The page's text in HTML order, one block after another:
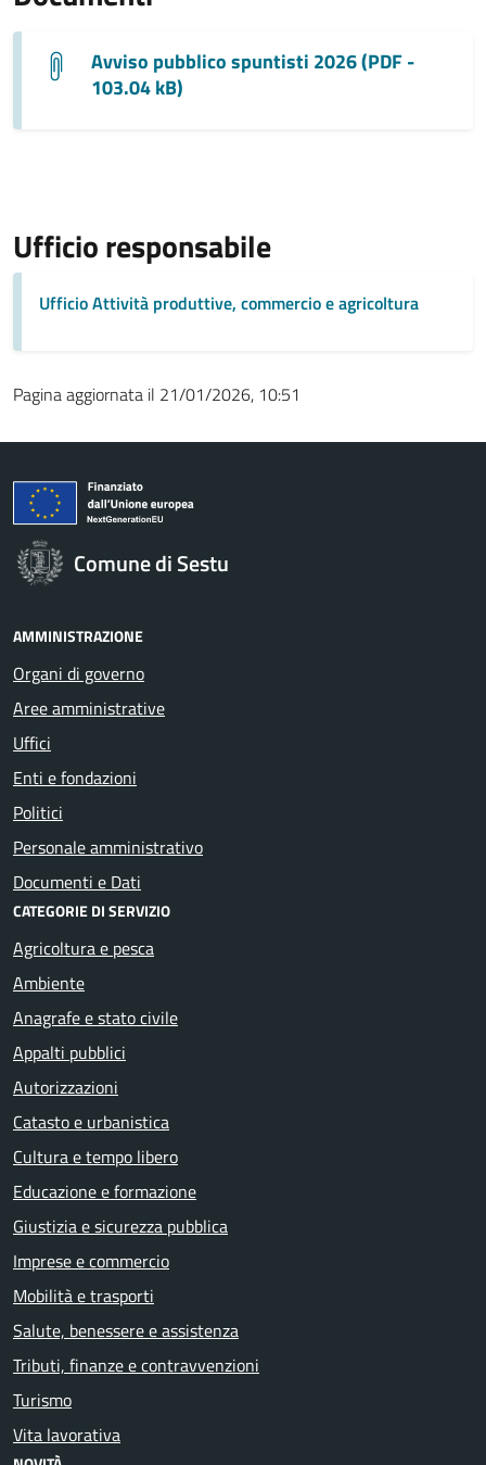
Avviso pubblico spuntisti 2026 (PDF -
103.04 kB)
Ufficio responsabile
Ufficio Attività produttive, commercio e agricoltura
Pagina aggiornata il 21/01/2026, 10:51
Comune di Sestu
AMMINISTRAZIONE
Organi di governo
Aree amministrative
Uffici
Enti e fondazioni
Politici
Personale amministrativo
Documenti e Dati
CATEGORIE DI SERVIZIO
Agricoltura e pesca
Ambiente
Anagrafe e stato civile
Appalti pubblici
Autorizzazioni
Catasto e urbanistica
Cultura e tempo libero
Educazione e formazione
Giustizia e sicurezza pubblica
Imprese e commercio
Mobilità e trasporti
Salute, benessere e assistenza
Tributi, finanze e contravvenzioni
Turismo
Vita lavorativa